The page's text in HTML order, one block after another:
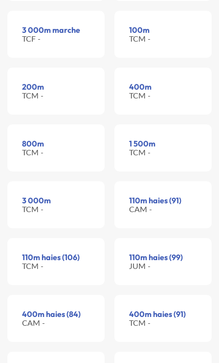
3 000m marche
TCF -
100m
TCM -
200m
TCM -
400m
TCM -
800m
TCM -
1 500m
TCM -
3 000m
TCM -
110m haies (91)
CAM -
110m haies (106)
TCM -
110m haies (99)
JUM -
400m haies (84)
CAM -
400m haies (91)
TCM -